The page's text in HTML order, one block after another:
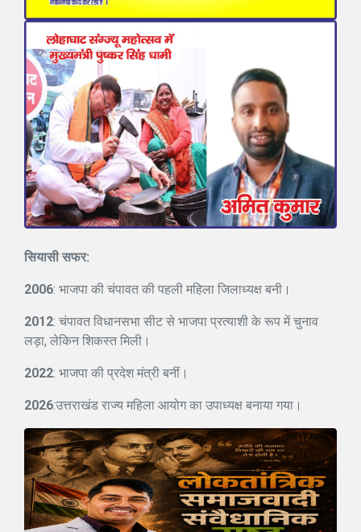
सियासी सफर:
2006: भाजपा की चंपावत की पहली महिला जिलाध्यक्ष बनी।
2012: चंपावत विधानसभा सीट से भाजपा प्रत्याशी के रूप में चुनाव
लड़ा, लेकिन शिकस्त मिली।
2022: भाजपा की प्रदेश मंत्री बनीं।
2026:उत्तराखंड राज्य महिला आयोग का उपाध्यक्ष बनाया गया।